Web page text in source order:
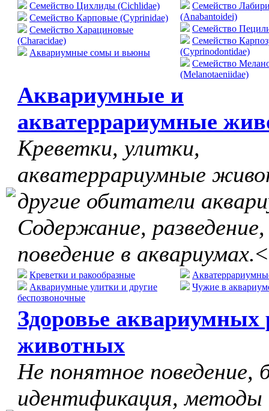
Семейство Цихлиды (Cichlidae)
Семейство Карповые (Cyprinidae)
Семейство Харациновые
(Characidae)
Аквариумные сомы и вьюны
Семейство
(Anabantoidei)
Cемейство
Семейство
(Cyprinodontidae)
Семейство
(Melanotaeniidae)
Аквариумные и
акватеррариумные
Креветки, улитки,
акватеррариумные
другие обитатели
Содержание, разведение,
поведение в аквариумах.<
Креветки и ракообразные
Аквариумные улитки и другие
беспозвоночные
Чужие в
Здоровье
животных
Не понятное поведение,
идентификация, методы